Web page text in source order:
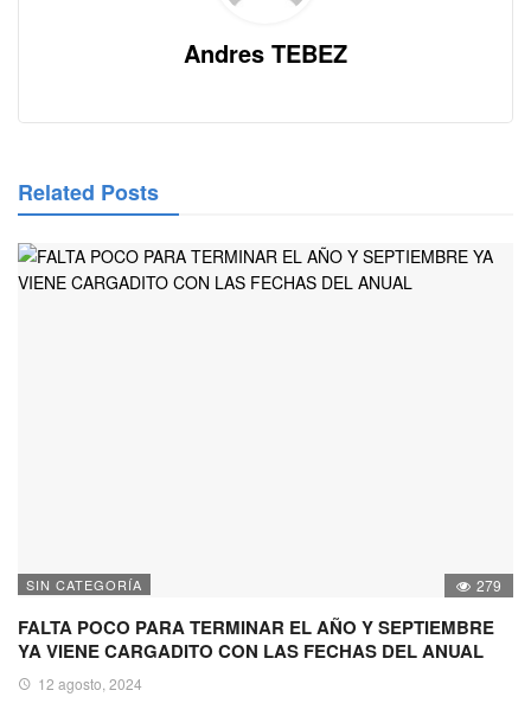
Andres TEBEZ
Related Posts
SIN CATEGORÍA 279
FALTA POCO PARA TERMINAR EL AÑO Y SEPTIEMBRE
YA VIENE CARGADITO CON LAS FECHAS DEL ANUAL
12 agosto, 2024